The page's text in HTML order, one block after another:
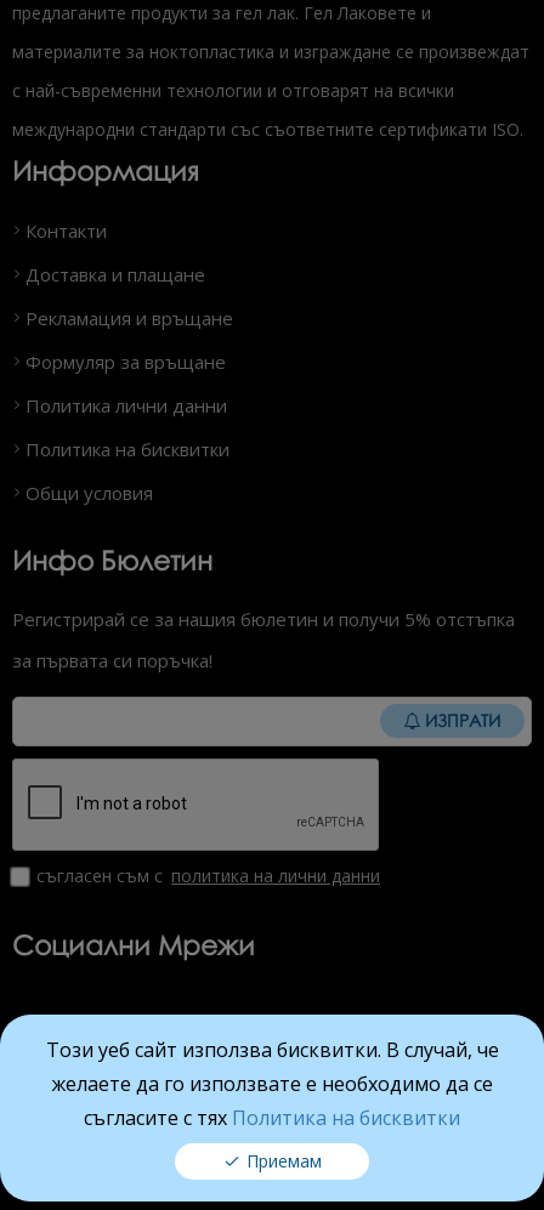
предлаганите продукти за гел лак. Гел Лаковете и
материалите за ноктопластика и изграждане се произвеждат
с най-съвременни технологии и отговарят на всички
международни стандарти със съответните сертификати ISO.
Информация
Контакти
Доставка и плащане
Рекламация и връщане
Формуляр за връщане
Политика лични данни
Политика на бисквитки
Общи условия
Инфо Бюлетин
Регистрирай се за нашия бюлетин и получи 5% отстъпка
за първата си поръчка!
ИЗПРАТИ
съгласен съм с политика на лични данни
Социални Мрежи
Viber Facebook Instagram YouTube
mynails.bg © 2026 Всички права запазени.
Всички цени на сайта са с вкл. ДДС
Изработка на онлайн магазин от ALDEV
Приемам
Този уеб сайт използва бисквитки. В случай, че
желаете да го използвате е необходимо да се
съгласите с тях Политика на бисквитки